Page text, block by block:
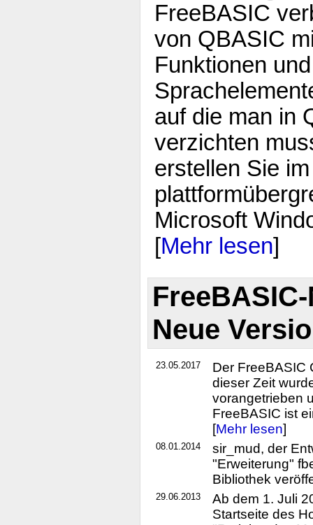
FreeBASIC
von QBASIC
Funktionen
auf die man in
verzichten
erstellen Sie
Microsoft
[Mehr lesen]
Neue
23.05.2017
Der FreeBASIC
dieser Zeit
vorangetrieben
FreeBASIC ist
[Mehr lesen]
08.01.2014
sir_mud, der
"Erweiterung"
Bibliothek
29.06.2013
Ab dem 1. Juli
Startseite des